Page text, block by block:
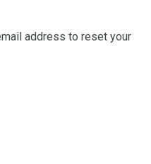
address to reset your